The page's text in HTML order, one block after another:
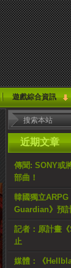
遊戲綜合資訊
近期文章
傳聞: SONY或
部曲！
韓國獨立
Guardian》預
記者：原計畫
止
媒體：《